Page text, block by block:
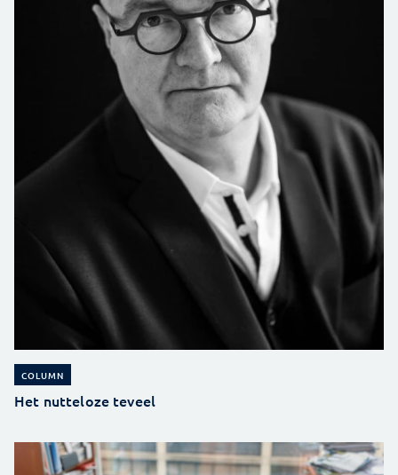
COLUMN
Het nutteloze teveel